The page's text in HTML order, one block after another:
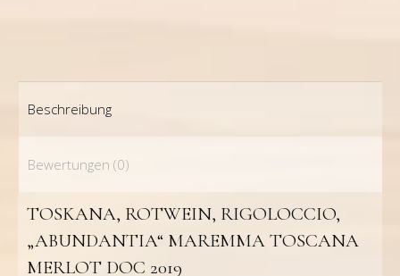
Beschreibung
Bewertungen (0)
TOSKANA, ROTWEIN, RIGOLOCCIO,
„ABUNDANTIA“ MAREMMA TOSCANA
MERLOT DOC 2019